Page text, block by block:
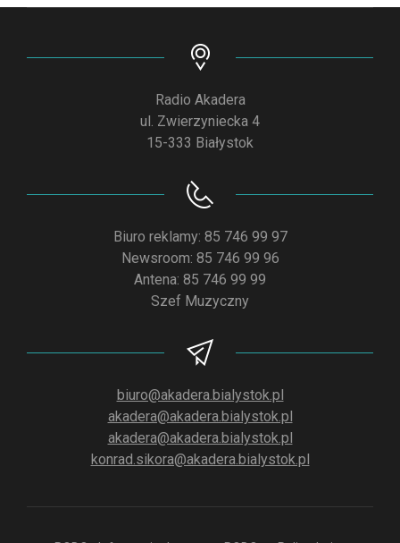
Radio Akadera
ul. Zwierzyniecka 4
15-333 Białystok
Biuro reklamy: 85 746 99 97
Newsroom: 85 746 99 96
Antena: 85 746 99 99
Szef Muzyczny
biuro@akadera.bialystok.pl
akadera@akadera.bialystok.pl
akadera@akadera.bialystok.pl
konrad.sikora@akadera.bialystok.pl